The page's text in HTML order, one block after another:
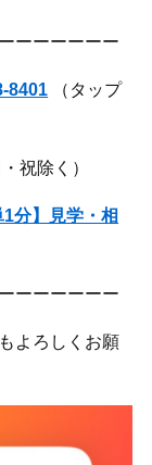
ーーーーーー
8401 （タップ
祝除く）
1分】見学・相
ーーーーーー
よろしくお願